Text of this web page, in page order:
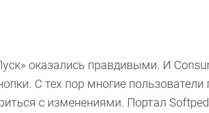
оказались правдивыми. И
С тех пор многие пользователи
с изменениями. Портал